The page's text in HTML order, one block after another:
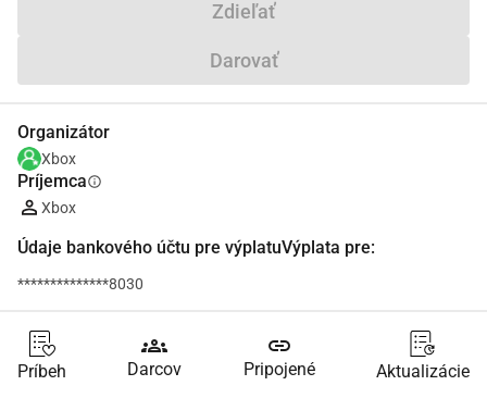
Zdieľať
Darovať
Organizátor
Xbox
Príjemcainfo
Xbox
Údaje bankového účtu pre výplatuVýplata pre:
**************8030
Príbeh
groups
Darcov
link
Pripojené Aktualizácie